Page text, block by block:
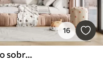
16
Globos aerostáticos flotando sobre las montañas en tonos pastel neutros y suaves